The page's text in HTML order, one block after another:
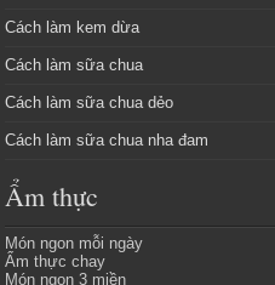
Cách làm kem dừa
Cách làm sữa chua
Cách làm sữa chua dẻo
Cách làm sữa chua nha đam
Ẩm thực
Món ngon mỗi ngày
Ẩm thực chay
Món ngon 3 miền